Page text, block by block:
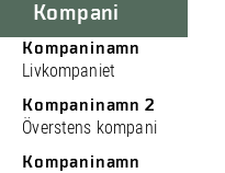
Kompani
Kompaninamn
Livkompaniet
Kompaninamn 2
Överstens kompani
Kompaninamn